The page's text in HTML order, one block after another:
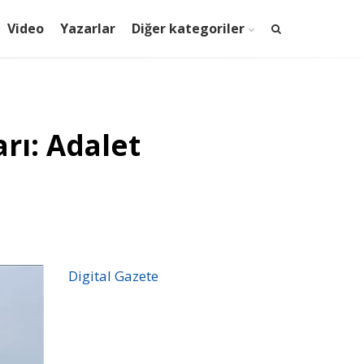
Video Yazarlar Diğer kategoriler
Adalet
Digital Gazete